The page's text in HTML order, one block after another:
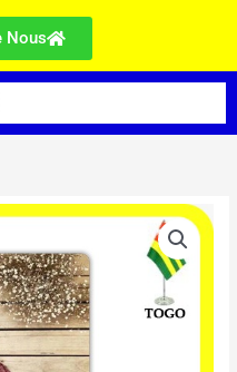
Nous